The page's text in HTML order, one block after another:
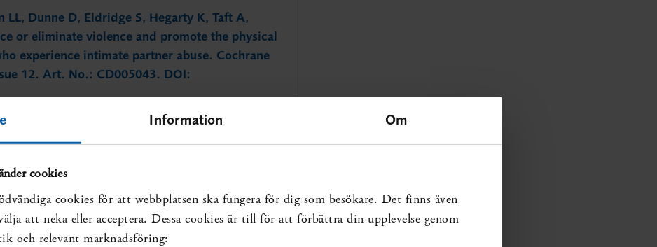
Information Om
cookies
cookies för att webbplatsen ska fungera för dig som besökare. Det finns även
att neka eller acceptera. Dessa cookies är till för att förbättra din upplevelse genom
och relevant marknadsföring:
LL, Dunne D, Eldridge S, Hegarty K, Taft A,
or eliminate violence and promote the physical
experience intimate partner abuse. Cochrane
12. Art. No.: CD005043. DOI: